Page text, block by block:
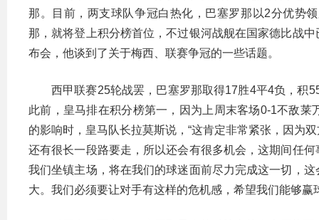
那。目前，两支球队争冠白热化，巴塞罗那以2分优势
那，就将登上积分榜首位，不过银河战舰在国家德比战
布会，他谈到了关于梅西、联赛争冠的一些话题。
西甲联赛25轮战罢，巴塞罗那取得17胜4平4负，积
此前，皇马排在积分榜第一，因为上周末客场0-1不敌
的影响时，皇马队长拉莫斯说，“这肯定非常紧张，因为
还有很长一段路要走，所以还会有很多机会，这期间任
我们坐镇主场，将在我们的球迷面前尽力完成这一切，
大。我们必须要让对手有这样的危机感，希望我们能够赢